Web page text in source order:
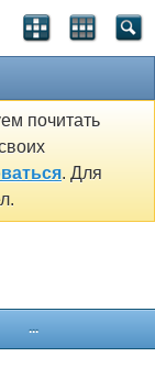
почитать
. Для
...